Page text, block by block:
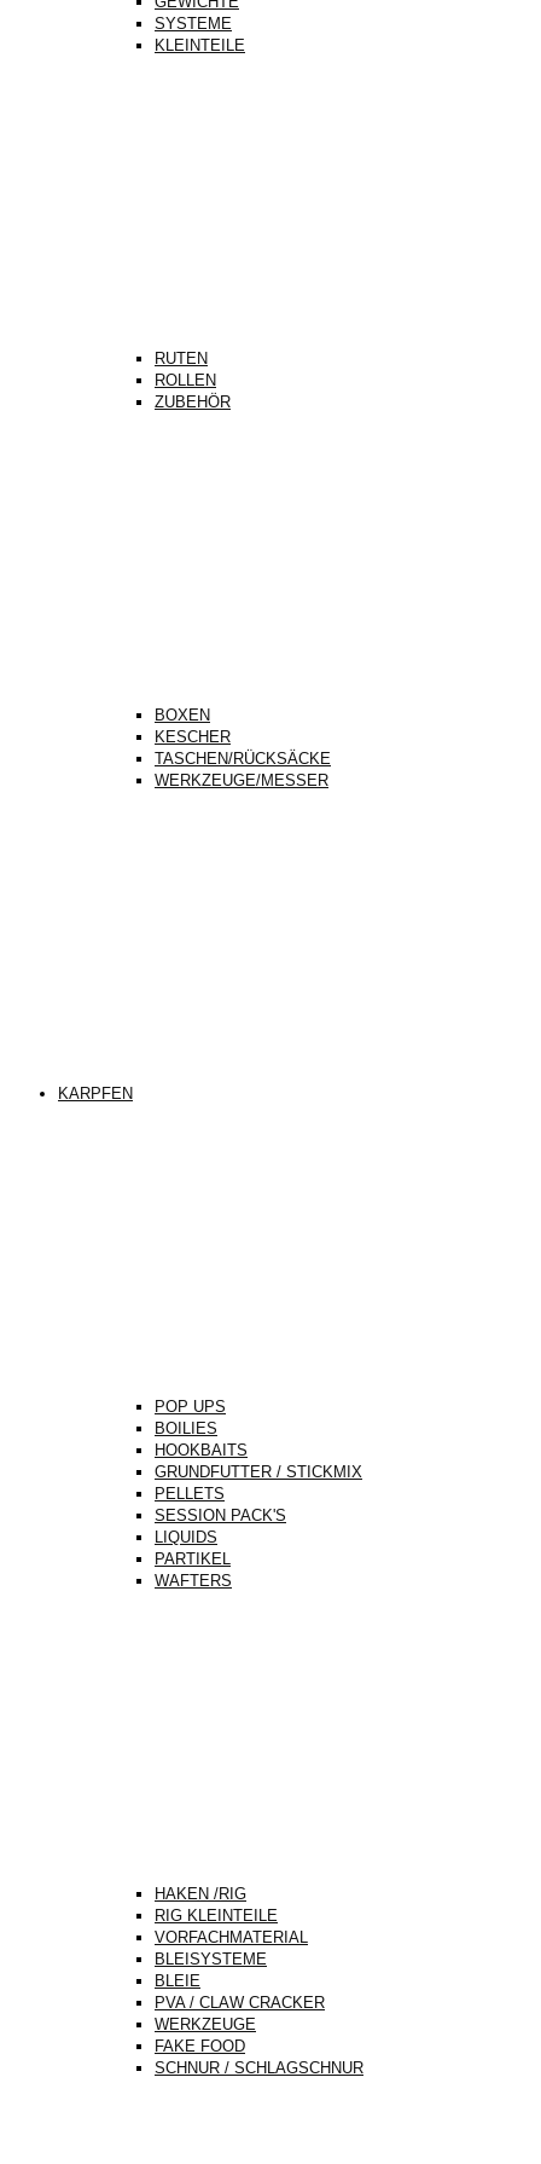
SYSTEME
KLEINTEILE
RUTEN
ROLLEN
ZUBEHÖR
BOXEN
KESCHER
TASCHEN/RÜCKSÄCKE
WERKZEUGE/MESSER
KARPFEN
POP UPS
BOILIES
HOOKBAITS
GRUNDFUTTER / STICKMIX
PELLETS
SESSION PACK'S
LIQUIDS
PARTIKEL
WAFTERS
HAKEN /RIG
RIG KLEINTEILE
VORFACHMATERIAL
BLEISYSTEME
BLEIE
PVA / CLAW CRACKER
WERKZEUGE
FAKE FOOD
SCHNUR / SCHLAGSCHNUR